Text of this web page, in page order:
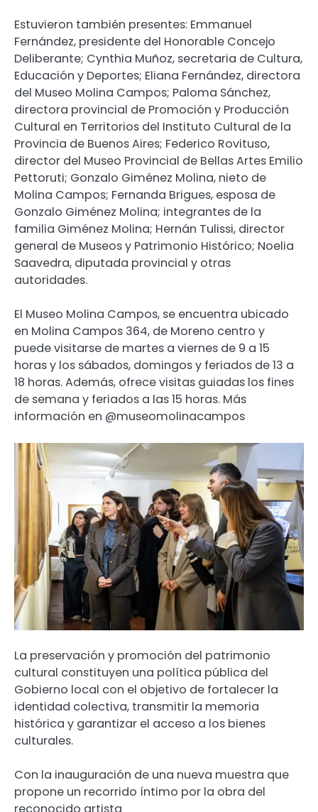
Estuvieron también presentes: Emmanuel
Fernández, presidente del Honorable Concejo
Deliberante; Cynthia Muñoz, secretaria de Cultura,
Educación y Deportes; Eliana Fernández, directora
del Museo Molina Campos; Paloma Sánchez,
directora provincial de Promoción y Producción
Cultural en Territorios del Instituto Cultural de la
Provincia de Buenos Aires; Federico Rovituso,
director del Museo Provincial de Bellas Artes Emilio
Pettoruti; Gonzalo Giménez Molina, nieto de
Molina Campos; Fernanda Brigues, esposa de
Gonzalo Giménez Molina; integrantes de la
familia Giménez Molina; Hernán Tulissi, director
general de Museos y Patrimonio Histórico; Noelia
Saavedra, diputada provincial y otras
autoridades.
El Museo Molina Campos, se encuentra ubicado
en Molina Campos 364, de Moreno centro y
puede visitarse de martes a viernes de 9 a 15
horas y los sábados, domingos y feriados de 13 a
18 horas. Además, ofrece visitas guiadas los fines
de semana y feriados a las 15 horas. Más
información en @museomolinacampos
La preservación y promoción del patrimonio
cultural constituyen una política pública del
Gobierno local con el objetivo de fortalecer la
identidad colectiva, transmitir la memoria
histórica y garantizar el acceso a los bienes
culturales.
Con la inauguración de una nueva muestra que
propone un recorrido íntimo por la obra del